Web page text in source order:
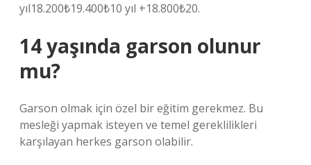
yıl18.200₺19.400₺10 yıl +18.800₺20.
14 yaşında garson olunur
mu?
Garson olmak için özel bir eğitim gerekmez. Bu
mesleği yapmak isteyen ve temel gereklilikleri
karşılayan herkes garson olabilir.